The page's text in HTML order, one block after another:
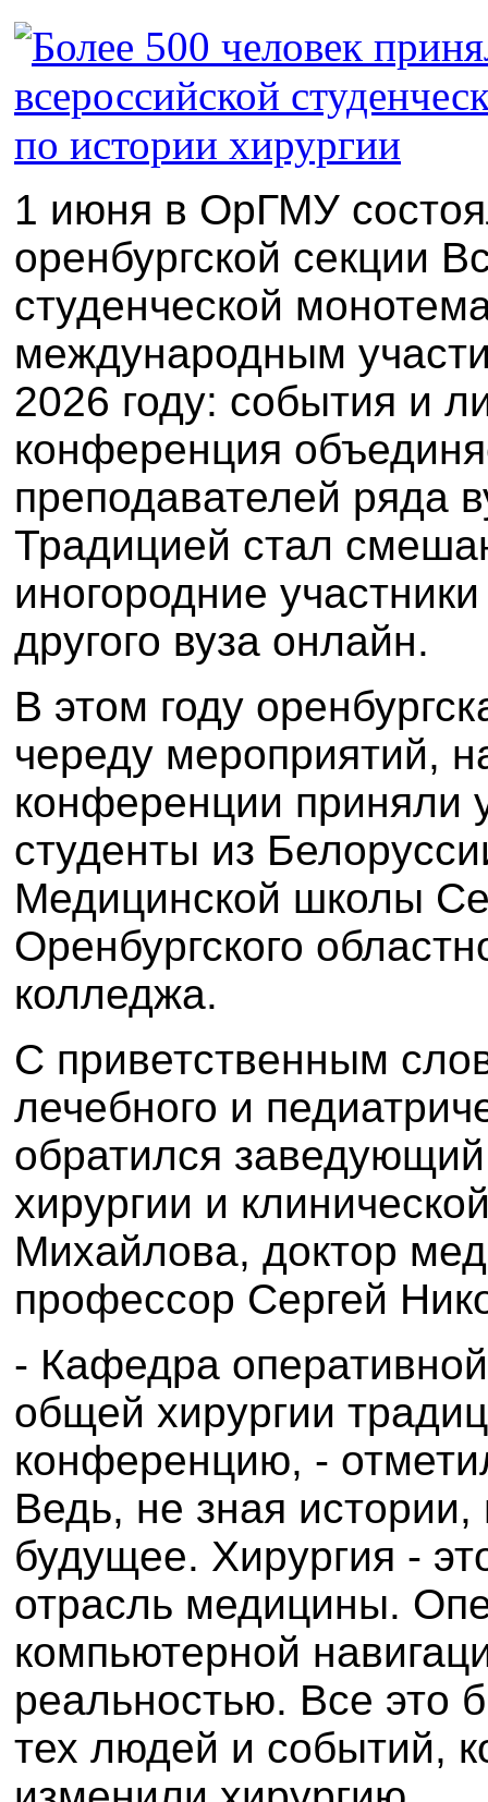
1 июня в ОрГМУ
оренбургской секции
студенческой
международным
2026 году: события и
конференция
преподавателей ряда
Традицией стал
иногородние
другого вуза онлайн.
В этом году
череду мероприятий,
конференции приняли
студенты из
Медицинской школы
Оренбургского
колледжа.
С приветственным
лечебного и
обратился
хирургии и
Михайлова, доктор
профессор Сергей
- Кафедра
общей хирургии
конференцию, -
Ведь, не зная
будущее. Хирургия -
отрасль медицины.
компьютерной
реальностью. Все это
тех людей и событий,